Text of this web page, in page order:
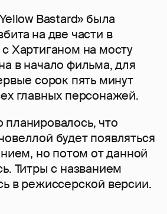
Bastard» была
на две части в
Хартиганом на мосту
в начало фильма, для
сорок пять минут
главных персонажей.
планировалось, что
будет появляться
но потом от данной
Титры с названием
в режиссерской версии.